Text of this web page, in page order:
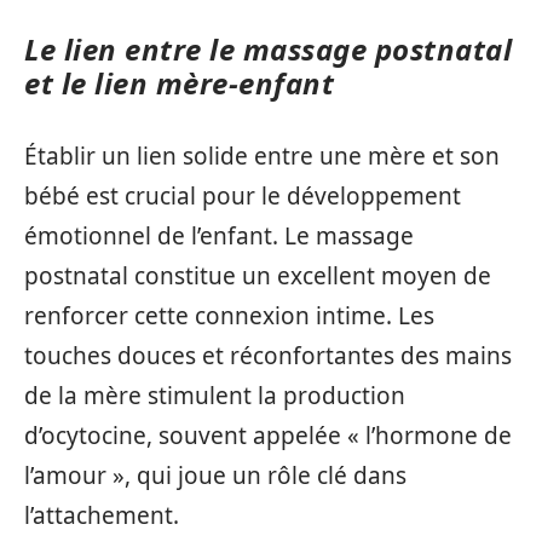
Le lien entre le massage postnatal
et le lien mère-enfant
Établir un lien solide entre une mère et son
bébé est crucial pour le développement
émotionnel de l’enfant. Le massage
postnatal constitue un excellent moyen de
renforcer cette connexion intime. Les
touches douces et réconfortantes des mains
de la mère stimulent la production
d’ocytocine, souvent appelée « l’hormone de
l’amour », qui joue un rôle clé dans
l’attachement.